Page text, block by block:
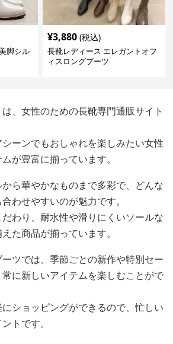
脚シル
¥3,880 (税込)
長靴レディース エレガントオフ
ィスロングブーツ
は、女性のための長靴専門通販サイト
ーンでもおしゃれを楽しみたい女性
が豊富に揃っています。
ら華やかなものまで多彩で、どんな
わせやすいのが魅力です。
わり、耐水性や滑りにくいソールな
た商品が揃っています。
ツでは、季節ごとの新作や特別セー
に新しいアイテムを楽しむことがで
ショッピングができるので、忙しい
トです。